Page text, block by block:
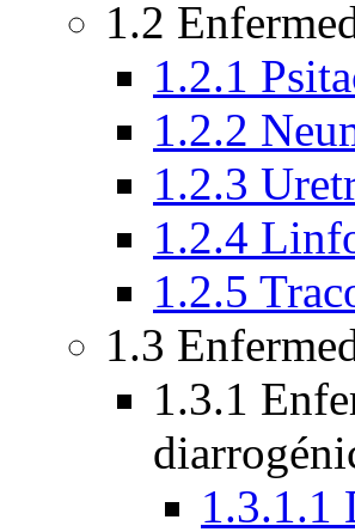
1.2
1.2.1
1.2.2
1.2.3
1.2.4
1.2.5
1.3
1.3.1
1.3.1.1